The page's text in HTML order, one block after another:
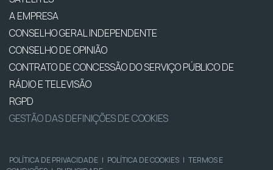
A EMPRESA
CONSELHO GERAL INDEPENDENTE
CONSELHO DE OPINIÃO
CONTRATO DE CONCESSÃO DO SERVIÇO PÚBLICO DE
RÁDIO E TELEVISÃO
RGPD
GESTÃO DAS DEFINIÇÕES DE COOKIES
POLÍTICA DE PRIVACIDADE | POLÍTICA DE COOKIES | TERMOS E